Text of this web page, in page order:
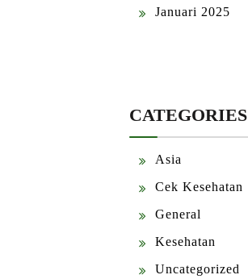
Januari 2025
CATEGORIES
Asia
Cek Kesehatan
General
Kesehatan
Uncategorized